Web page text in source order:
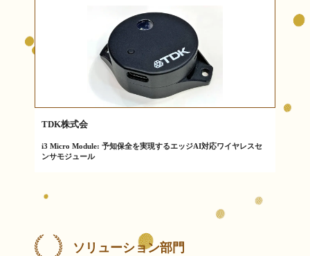
TDK株式会
i3 Micro Module: 予知保全を実現するエッジAI対応ワイヤレスセ
ンサモジュール
ソリューション部門